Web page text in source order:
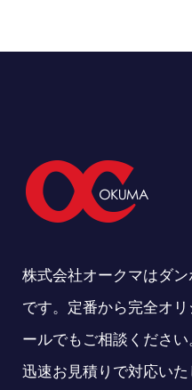
株式会社オークマはダ
です。定番から完全オ
ールでもご相談ください
迅速お見積りで対応い